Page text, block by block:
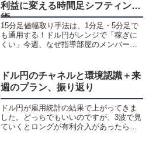
利益に変える時間足シフティング
術
15分足値幅取り手法は、1分足・5分足で
も通用する！ドル円がレンジで「稼ぎに
くい」今週、なぜ指導部屋のメンバーは
ィング戦略」と、実際のトレード事例を
詳しく解説します。
ドル円のチャネルと環境認識＋来
週のプラン、振り返り
ドル円が雇用統計の結果で上がってきま
した。どっちでもいいのですが、3波で見
ていくとロングが有利介入があったら怖